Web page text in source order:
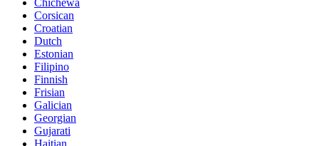
Chichewa
Corsican
Croatian
Dutch
Estonian
Filipino
Finnish
Frisian
Galician
Georgian
Gujarati